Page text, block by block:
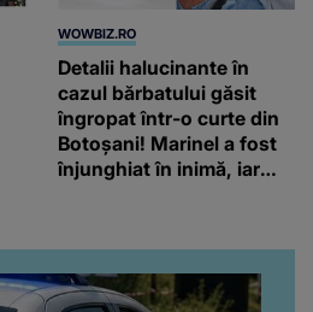
WOWBIZ.RO
Detalii halucinante în
cazul bărbatului găsit
îngropat într-o curte din
Botoșani! Marinel a fost
înjunghiat în inimă, iar